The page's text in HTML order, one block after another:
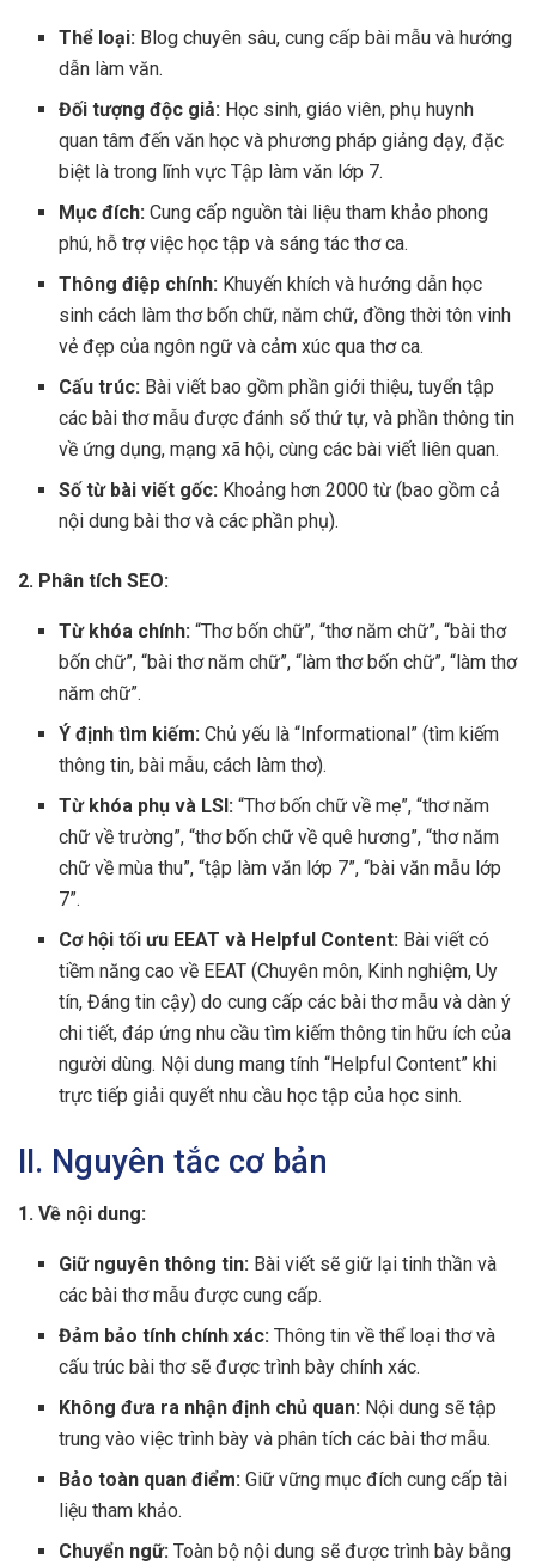
Thể loại: Blog chuyên sâu, cung cấp bài mẫu và hướng
dẫn làm văn.
Đối tượng độc giả: Học sinh, giáo viên, phụ huynh
quan tâm đến văn học và phương pháp giảng dạy, đặc
biệt là trong lĩnh vực Tập làm văn lớp 7.
Mục đích: Cung cấp nguồn tài liệu tham khảo phong
phú, hỗ trợ việc học tập và sáng tác thơ ca.
Thông điệp chính: Khuyến khích và hướng dẫn học
sinh cách làm thơ bốn chữ, năm chữ, đồng thời tôn vinh
vẻ đẹp của ngôn ngữ và cảm xúc qua thơ ca.
Cấu trúc: Bài viết bao gồm phần giới thiệu, tuyển tập
các bài thơ mẫu được đánh số thứ tự, và phần thông tin
về ứng dụng, mạng xã hội, cùng các bài viết liên quan.
Số từ bài viết gốc: Khoảng hơn 2000 từ (bao gồm cả
nội dung bài thơ và các phần phụ).
2. Phân tích SEO:
Từ khóa chính: “Thơ bốn chữ”, “thơ năm chữ”, “bài thơ
bốn chữ”, “bài thơ năm chữ”, “làm thơ bốn chữ”, “làm thơ
năm chữ”.
Ý định tìm kiếm: Chủ yếu là “Informational” (tìm kiếm
thông tin, bài mẫu, cách làm thơ).
Từ khóa phụ và LSI: “Thơ bốn chữ về mẹ”, “thơ năm
chữ về trường”, “thơ bốn chữ về quê hương”, “thơ năm
chữ về mùa thu”, “tập làm văn lớp 7”, “bài văn mẫu lớp
7”.
Cơ hội tối ưu EEAT và Helpful Content: Bài viết có
tiềm năng cao về EEAT (Chuyên môn, Kinh nghiệm, Uy
tín, Đáng tin cậy) do cung cấp các bài thơ mẫu và dàn ý
chi tiết, đáp ứng nhu cầu tìm kiếm thông tin hữu ích của
người dùng. Nội dung mang tính “Helpful Content” khi
trực tiếp giải quyết nhu cầu học tập của học sinh.
II. Nguyên tắc cơ bản
1. Về nội dung:
Giữ nguyên thông tin: Bài viết sẽ giữ lại tinh thần và
các bài thơ mẫu được cung cấp.
Đảm bảo tính chính xác: Thông tin về thể loại thơ và
cấu trúc bài thơ sẽ được trình bày chính xác.
Không đưa ra nhận định chủ quan: Nội dung sẽ tập
trung vào việc trình bày và phân tích các bài thơ mẫu.
Bảo toàn quan điểm: Giữ vững mục đích cung cấp tài
liệu tham khảo.
Chuyển ngữ: Toàn bộ nội dung sẽ được trình bày bằng